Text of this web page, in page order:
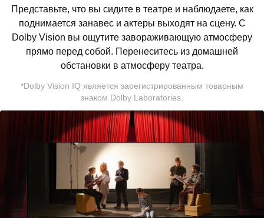
Представьте, что вы сидите в театре и наблюдаете, как
поднимается занавес и актеры выходят на сцену. С
Dolby Vision вы ощутите завораживающую атмосферу
прямо перед собой. Перенеситесь из домашней
обстановки в атмосферу театра.
*Dolby Vision IQ является зарегистрированным товарным
знаком Dolby Laboratories.